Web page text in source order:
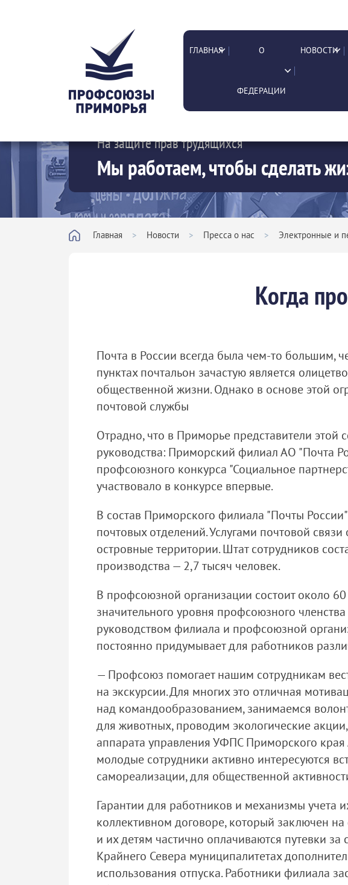
ГЛАВНАЯ О
ФЕДЕРАЦИИ
НОВОСТИ
На защите прав трудящихся
Мы работаем, чтобы сделать
Главная > Новости > Пресса о нас > Электронные и
Когда
Почта в России всегда была чем-то большим,
пунктах почтальон зачастую является
общественной жизни. Однако в основе этой
почтовой службы
Отрадно, что в Приморье представители этой
руководства: Приморский филиал АО "Почта
профсоюзного конкурса "Социальное
участвовало в конкурсе впервые.
В состав Приморского филиала "Почты
почтовых отделений. Услугами почтовой
островные территории. Штат сотрудников
производства — 2,7 тысяч человек.
В профсоюзной организации состоит около
значительного уровня профсоюзного
руководством филиала и профсоюзной
постоянно придумывает для работников
— Профсоюз помогает нашим сотрудникам
на экскурсии. Для многих это отличная
над командообразованием, занимаемся
для животных, проводим экологические
аппарата управления УФПС Приморского края
молодые сотрудники активно интересуются
самореализации, для общественной
Гарантии для работников и механизмы
коллективном договоре, который заключен
и их детям частично оплачиваются путевки
Крайнего Севера муниципалитетах
использования отпуска. Работники филиала